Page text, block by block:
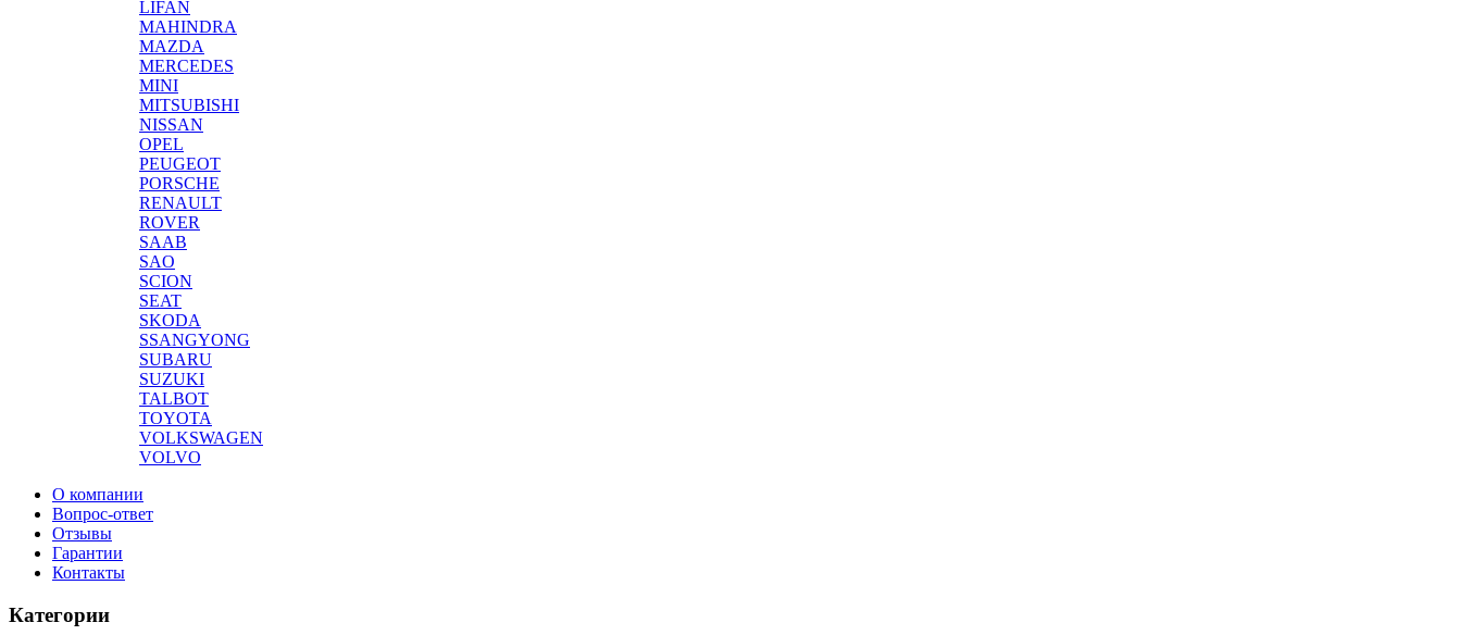
LIFAN
MAHINDRA
MAZDA
MERCEDES
MINI
MITSUBISHI
NISSAN
OPEL
PEUGEOT
PORSCHE
RENAULT
ROVER
SAAB
SAO
SCION
SEAT
SKODA
SSANGYONG
SUBARU
SUZUKI
TALBOT
TOYOTA
VOLKSWAGEN
VOLVO
О компании
Вопрос-ответ
Отзывы
Гарантии
Контакты
Категории